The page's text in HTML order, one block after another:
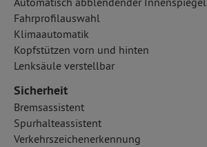
Fahrprofilauswahl
Klimaautomatik
Kopfstützen vorn und hinten
Lenksäule verstellbar
Sicherheit
Bremsassistent
Spurhalteassistent
Verkehrszeichenerkennung